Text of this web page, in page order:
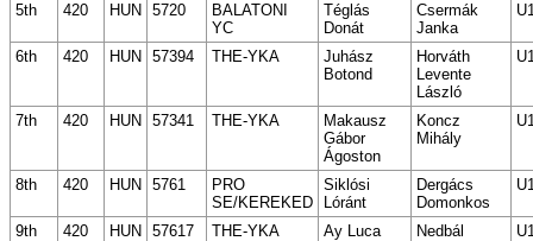
5th 420 HUN 5720
BALATONI
YC
Téglás
Donát
Csermák
Janka
6th 420 HUN 57394 THE-YKA
Juhász
Botond
Horváth
Levente
László
7th 420 HUN 57341 THE-YKA
Makausz
Gábor
Ágoston
Koncz
Mihály
8th 420 HUN 5761
PRO
SE/KEREKED
Siklósi
Lóránt
Dergács
Domonkos
9th 420 HUN 57617 THE-YKA Ay Luca
Nedbál